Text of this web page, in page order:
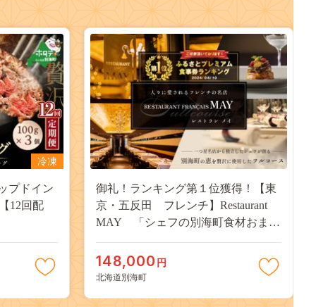
冷凍
プドイン
12回配
御礼！ランキング第１位獲得！【東
京・五反田 フレンチ】Restaurant
MAY 「シェフの別海町食材おまか
【CC0000068】（食事券 お食事券 食
事 東京 東京都 フレンチ フランス料
148,000 円
北海道別海町